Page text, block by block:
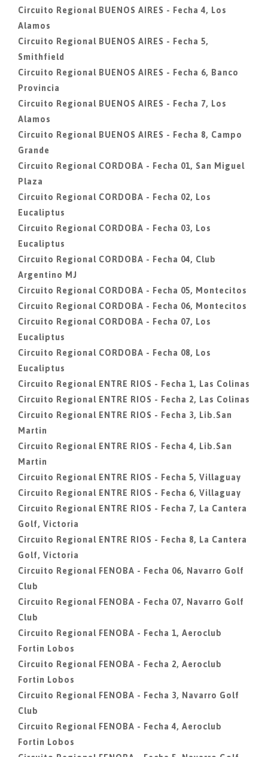
Circuito Regional BUENOS AIRES - Fecha 4, Los
Alamos
Circuito Regional BUENOS AIRES - Fecha 5,
Smithfield
Circuito Regional BUENOS AIRES - Fecha 6, Banco
Provincia
Circuito Regional BUENOS AIRES - Fecha 7, Los
Alamos
Circuito Regional BUENOS AIRES - Fecha 8, Campo
Grande
Circuito Regional CORDOBA - Fecha 01, San Miguel
Plaza
Circuito Regional CORDOBA - Fecha 02, Los
Eucaliptus
Circuito Regional CORDOBA - Fecha 03, Los
Eucaliptus
Circuito Regional CORDOBA - Fecha 04, Club
Argentino MJ
Circuito Regional CORDOBA - Fecha 05, Montecitos
Circuito Regional CORDOBA - Fecha 06, Montecitos
Circuito Regional CORDOBA - Fecha 07, Los
Eucaliptus
Circuito Regional CORDOBA - Fecha 08, Los
Eucaliptus
Circuito Regional ENTRE RIOS - Fecha 1, Las Colinas
Circuito Regional ENTRE RIOS - Fecha 2, Las Colinas
Circuito Regional ENTRE RIOS - Fecha 3, Lib.San
Martin
Circuito Regional ENTRE RIOS - Fecha 4, Lib.San
Martin
Circuito Regional ENTRE RIOS - Fecha 5, Villaguay
Circuito Regional ENTRE RIOS - Fecha 6, Villaguay
Circuito Regional ENTRE RIOS - Fecha 7, La Cantera
Golf, Victoria
Circuito Regional ENTRE RIOS - Fecha 8, La Cantera
Golf, Victoria
Circuito Regional FENOBA - Fecha 06, Navarro Golf
Club
Circuito Regional FENOBA - Fecha 07, Navarro Golf
Club
Circuito Regional FENOBA - Fecha 1, Aeroclub
Fortin Lobos
Circuito Regional FENOBA - Fecha 2, Aeroclub
Fortin Lobos
Circuito Regional FENOBA - Fecha 3, Navarro Golf
Club
Circuito Regional FENOBA - Fecha 4, Aeroclub
Fortin Lobos